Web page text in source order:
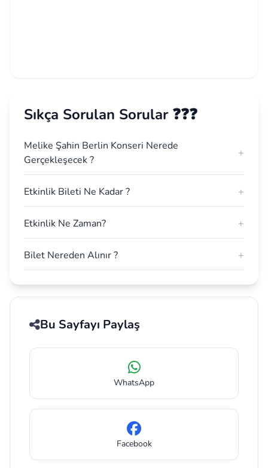
Sıkça Sorulan Sorular ❓❓❓
Melike Şahin Berlin Konseri Nerede
Gerçekleşecek ?
+
Etkinlik Bileti Ne Kadar ? +
Etkinlik Ne Zaman? +
Bilet Nereden Alınır ? +
Bu Sayfayı Paylaş
WhatsApp
Facebook